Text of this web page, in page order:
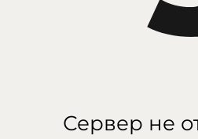
Сервер не